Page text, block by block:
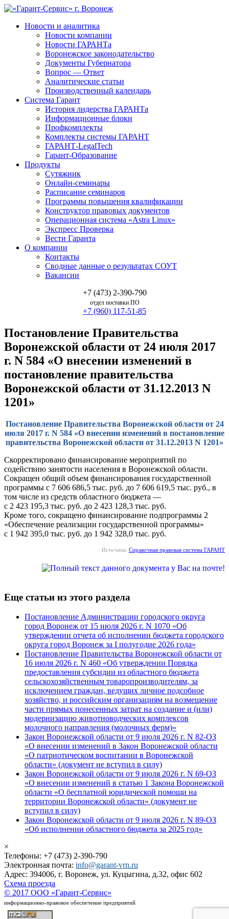
Новости и аналитика
Новости компании
Новости ГАРАНТа
Воронежское законодательство
Документы Губернатора
Вопрос — Ответ
Аналитические статьи
Производственный календарь
Система Гарант
История лидерства ГАРАНТа
Информационные блоки
Профкомплекты
Комплекты системы ГАРАНТ
ГАРАНТ-LegalTech
Гарант-Образование
Продукты
Сутяжник
Онлайн-семинары
Расписание семинаров
Программы повышения квалификации
Конструктор правовых документов
Операционная система «Astra Linux»
Экспресс Проверка
Вести Гаранта
О компании
Контакты
Сводные данные о результатах СОУТ
Вакансии
+7 (473) 2-390-790
отдел поставки ПО
+7 (960) 117-51-85
Постановление Правительства
Воронежской области от 24 июля 2017
г. N 584 «О внесении изменений в
постановление правительства
Воронежской области от 31.12.2013 N
1201»
Постановление Правительства Воронежской области от 24
июля 2017 г. N 584 «О внесении изменений в постановление
правительства Воронежской области от 31.12.2013 N 1201»
Скорректировано финансирование мероприятий по
содействию занятости населения в Воронежской области.
Сокращен общий объем финансирования государственной
программы с 7 606 686,5 тыс. руб. до 7 606 619,5 тыс. руб., в
том числе из средств областного бюджета —
с 2 423 195,3 тыс. руб. до 2 423 128,3 тыс. руб.
Кроме того, сокращено финансирование подпрограммы 2
«Обеспечение реализации государственной программы»
с 1 942 395,0 тыс. руб. до 1 942 328,0 тыс. руб.
Источник: Справочная правовая система ГАРАНТ
Еще статьи из этого раздела
Постановление Администрации городского округа
город Воронеж от 15 июля 2026 г. N 1070 «Об
утверждении отчета об исполнении бюджета городского
округа город Воронеж за I полугодие 2026 года»
Постановление Правительства Воронежской области от
16 июля 2026 г. N 460 «Об утверждении Порядка
предоставления субсидии из областного бюджета
сельскохозяйственным товаропроизводителям, за
исключением граждан, ведущих личное подсобное
хозяйство, и российским организациям на возмещение
части прямых понесенных затрат на создание и (или)
модернизацию животноводческих комплексов
молочного направления (молочных ферм)»
Закон Воронежской области от 9 июля 2026 г. N 82-ОЗ
«О внесении изменений в Закон Воронежской области
«О патриотическом воспитании в Воронежской
области» (документ не вступил в силу)
Закон Воронежской области от 9 июля 2026 г. N 69-ОЗ
«О внесении изменений в статью 1 Закона Воронежской
области «О бесплатной юридической помощи на
территории Воронежской области» (документ не
вступил в силу)
Закон Воронежской области от 9 июля 2026 г. N 89-ОЗ
«Об исполнении областного бюджета за 2025 год»
×
Телефоны: +7 (473) 2-390-790
Электронная почта: info@garant-vrn.ru
Адрес: 394006, г. Воронеж, ул. Куцыгина, д.32, офис 602
Схема проезда
© 2017 ООО «Гарант-Сервис»
информационно-правовое обеспечение предприятий